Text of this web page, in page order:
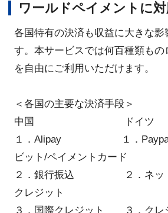
ワールドペイメントに
各国特有の決済も収益に大きな
す。本サービスでは何百種類もの
を自由にご利用いただけます。
＜各国の主要な決済手段＞
中国 ドイ
１．Alipay １．
ビット/ペイメントカード
２．銀行振込 ２．ネ
クレジット
３．国際クレジット ３．